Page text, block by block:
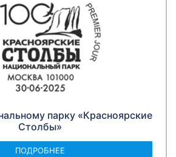
парку «Красноярские
Столбы»
ПОДРОБНЕЕ